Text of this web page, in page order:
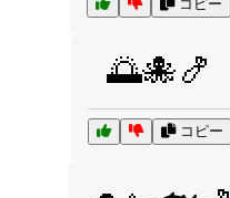
コピー
🌅🐙🍤
コピー